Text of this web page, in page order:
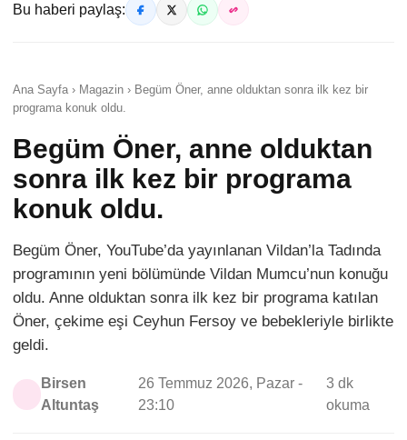
Bu haberi paylaş:
Ana Sayfa › Magazin › Begüm Öner, anne olduktan sonra ilk kez bir
programa konuk oldu.
Begüm Öner, anne olduktan
sonra ilk kez bir programa
konuk oldu.
Begüm Öner, YouTube’da yayınlanan Vildan’la Tadında
programının yeni bölümünde Vildan Mumcu’nun konuğu
oldu. Anne olduktan sonra ilk kez bir programa katılan
Öner, çekime eşi Ceyhun Fersoy ve bebekleriyle birlikte
geldi.
Birsen
Altuntaş
26 Temmuz 2026, Pazar -
23:10
3 dk
okuma